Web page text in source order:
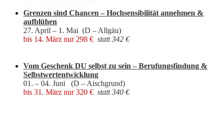
Grenzen sind Chancen – Hochsensibilität annehmen &
aufblühen
27. April – 1. Mai (D – Allgäu)
bis 14. März nur 298 € statt 342 €
Vom Geschenk DU selbst zu sein – Berufungsfindung &
Selbstwertentwicklung
01. – 04. Juni (D – Aischgrund)
bis 31. März nur 320 € statt 340 €